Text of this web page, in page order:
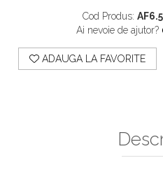
Cod Produs:
Ai nevoie de ajutor?
ADAUGA LA FAVORITE